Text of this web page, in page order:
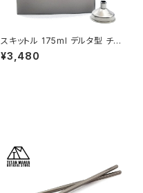
スキットル 175ml デルタ型 チタ
ン製 漏斗付き 超軽量 頑丈 携
帯用 ウイスキー ボトル ヒップフ
¥3,480